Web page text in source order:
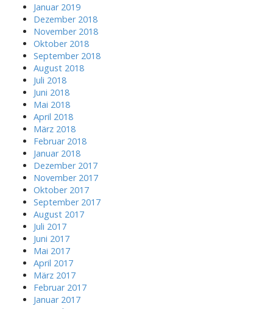
Januar 2019
Dezember 2018
November 2018
Oktober 2018
September 2018
August 2018
Juli 2018
Juni 2018
Mai 2018
April 2018
März 2018
Februar 2018
Januar 2018
Dezember 2017
November 2017
Oktober 2017
September 2017
August 2017
Juli 2017
Juni 2017
Mai 2017
April 2017
März 2017
Februar 2017
Januar 2017